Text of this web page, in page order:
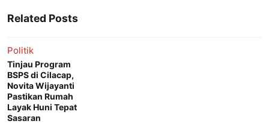
Related Posts
Politik
Tinjau Program
BSPS di Cilacap,
Novita Wijayanti
Pastikan Rumah
Layak Huni Tepat
Sasaran